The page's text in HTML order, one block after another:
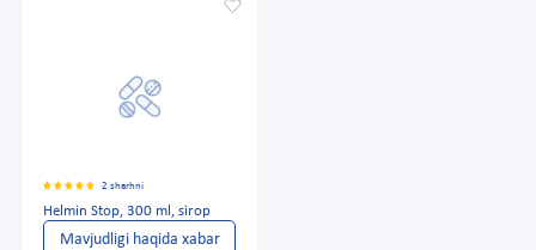
2 sharhni
Helmin Stop, 300 ml, sirop
Mavjudligi haqida xabar